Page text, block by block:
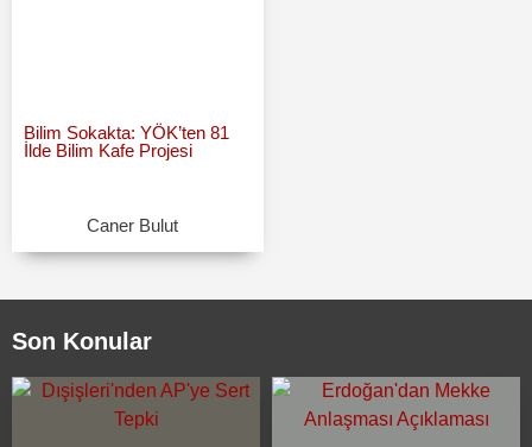
Bilim Sokakta: YÖK’ten 81
İlde Bilim Kafe Projesi
Caner Bulut
Son Konular